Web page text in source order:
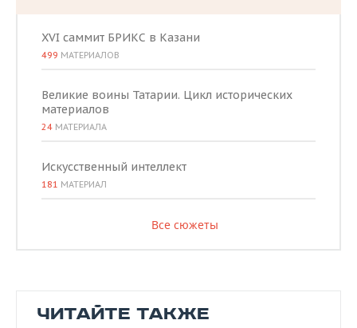
XVI саммит БРИКС в Казани
499 МАТЕРИАЛОВ
Великие воины Татарии. Цикл исторических
материалов
24 МАТЕРИАЛА
Искусственный интеллект
181 МАТЕРИАЛ
Все сюжеты
ЧИТАЙТЕ ТАКЖЕ